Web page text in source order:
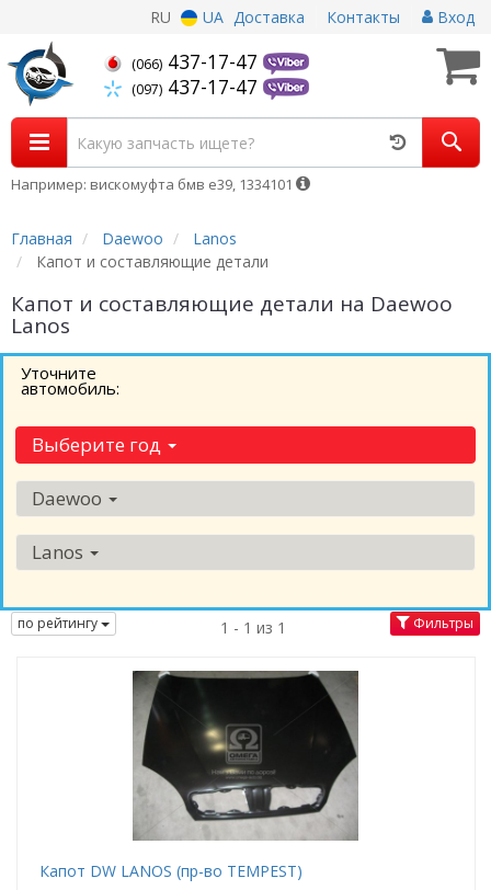
RU UA Доставка Контакты Вход
(066) 437-17-47
(097) 437-17-47
Например: вискомуфта бмв е39, 1334101
Главная Daewoo
Lanos
Капот и составляющие детали
Капот и составляющие детали на Daewoo
Lanos
Уточните
автомобиль:
Выберите год
Daewoo
Lanos
по рейтингу 1 - 1 из 1 Фильтры
Капот DW LANOS (пр-во TEMPEST)